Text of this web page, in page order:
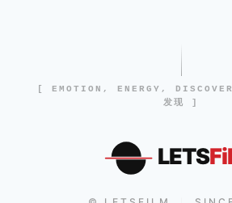
[ EMOTION, ENERGY,
发现 ]
LETS